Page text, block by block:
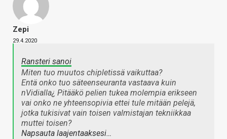
Zepi
29.4.2020
Ransteri sanoi
Miten tuo muutos chipletissä vaikuttaa?
Entä onko tuo säteenseuranta vastaava kuin
nVidialla¿ Pitääkö pelien tukea molempia erikseen
vai onko ne yhteensopivia ettei tule mitään pelejä,
jotka tukisivat vain toisen valmistajan tekniikkaa
muttei toisen?
Napsauta laajentaaksesi…